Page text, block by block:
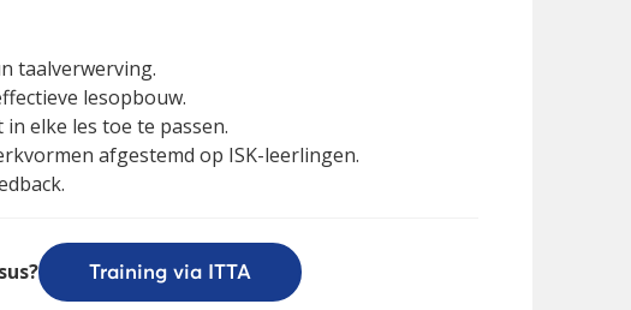
taalverwerving.
lesopbouw.
elke les toe te passen.
afgestemd op ISK-leerlingen.
Training via ITTA